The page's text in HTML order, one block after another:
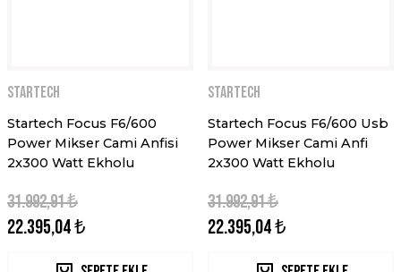
STARTECH
Startech Focus F6/600
Power Mikser Cami Anfisi
2x300 Watt Ekholu
22.395,04 ₺
31.992,91 ₺
STARTECH
Startech Focus F6/600 Usb
Power Mikser Cami Anfi
2x300 Watt Ekholu
22.395,04 ₺
31.992,91 ₺